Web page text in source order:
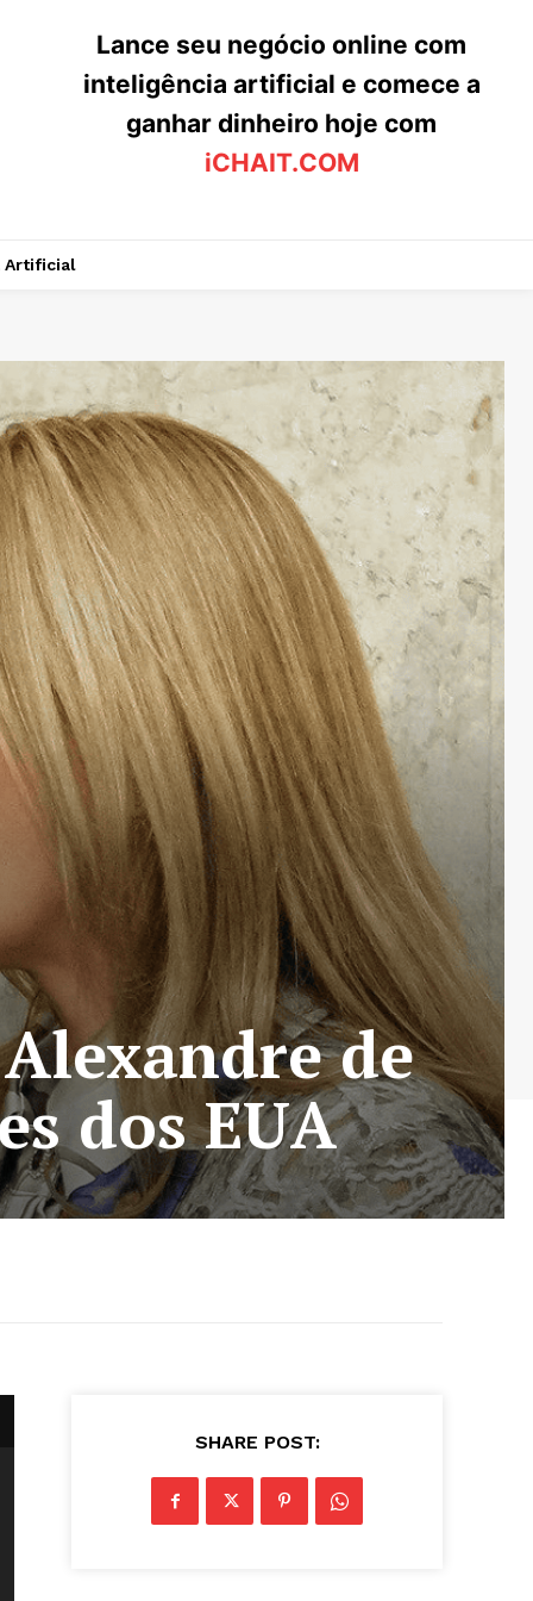
Lance seu negócio online com
inteligência artificial e comece a
ganhar dinheiro hoje com
iCHAIT.COM
Artificial
de
dos EUA
SHARE POST: